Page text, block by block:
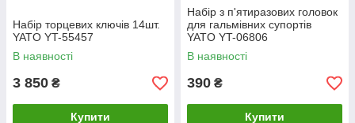
Набір торцевих ключів 14шт.
YATO YT-55457
В наявності
3 850 ₴
Купити
Набір з п'ятиразових головок
для гальмівних супортів
YATO YT-06806
В наявності
390 ₴
Купити